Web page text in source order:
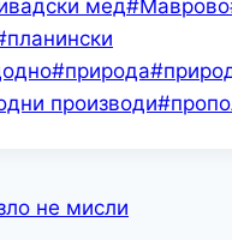
Link
Share
мед#Маврово
планински
#природа#
производи#
не мисли